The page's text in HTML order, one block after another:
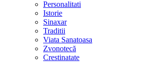
Personalitati
Istorie
Sinaxar
Traditii
Viata Sanatoasa
Zvonotecă
Crestinatate